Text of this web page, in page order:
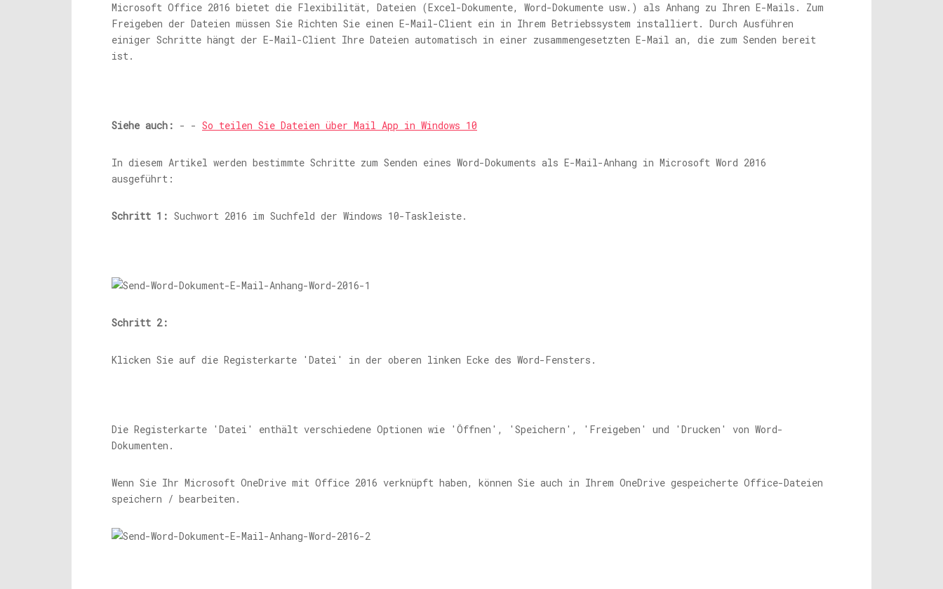
Microsoft Office 2016 bietet die Flexibilität, Dateien (Excel-Dokumente, Word-Dokumente usw.) als Anhang zu Ihren E-Mails. Zum
Freigeben der Dateien müssen Sie Richten Sie einen E-Mail-Client ein in Ihrem Betriebssystem installiert. Durch Ausführen
einiger Schritte hängt der E-Mail-Client Ihre Dateien automatisch in einer zusammengesetzten E-Mail an, die zum Senden bereit
ist.
Siehe auch: - - So teilen Sie Dateien über Mail App in Windows 10
In diesem Artikel werden bestimmte Schritte zum Senden eines Word-Dokuments als E-Mail-Anhang in Microsoft Word 2016
ausgeführt:
Schritt 1: Suchwort 2016 im Suchfeld der Windows 10-Taskleiste.
Schritt 2:
Klicken Sie auf die Registerkarte 'Datei' in der oberen linken Ecke des Word-Fensters.
Die Registerkarte 'Datei' enthält verschiedene Optionen wie 'Öffnen', 'Speichern', 'Freigeben' und 'Drucken' von Word-
Dokumenten.
Wenn Sie Ihr Microsoft OneDrive mit Office 2016 verknüpft haben, können Sie auch in Ihrem OneDrive gespeicherte Office-Dateien
speichern / bearbeiten.